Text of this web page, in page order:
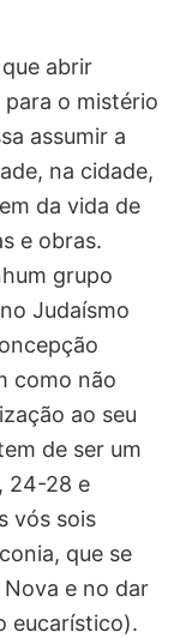
abrir
para o mistério
assumir a
na cidade,
da vida de
e obras.
grupo
Judaísmo
como não
ao seu
de ser um
24-28 e
vós sois
que se
e no dar
eucarístico).